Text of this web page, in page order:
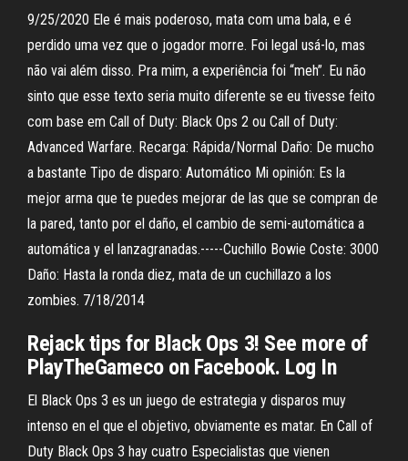
9/25/2020 Ele é mais poderoso, mata com uma bala, e é
perdido uma vez que o jogador morre. Foi legal usá-lo, mas
não vai além disso. Pra mim, a experiência foi “meh”. Eu não
sinto que esse texto seria muito diferente se eu tivesse feito
com base em Call of Duty: Black Ops 2 ou Call of Duty:
Advanced Warfare. Recarga: Rápida/Normal Daño: De mucho
a bastante Tipo de disparo: Automático Mi opinión: Es la
mejor arma que te puedes mejorar de las que se compran de
la pared, tanto por el daño, el cambio de semi-automática a
automática y el lanzagranadas.-----Cuchillo Bowie Coste: 3000
Daño: Hasta la ronda diez, mata de un cuchillazo a los
zombies. 7/18/2014
Rejack tips for Black Ops 3! See more of
PlayTheGameco on Facebook. Log In
El Black Ops 3 es un juego de estrategia y disparos muy
intenso en el que el objetivo, obviamente es matar. En Call of
Duty Black Ops 3 hay cuatro Especialistas que vienen